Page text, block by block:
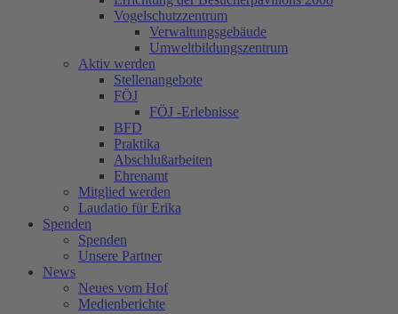
Vogelschutzzentrum
Verwaltungsgebäude
Umweltbildungszentrum
Aktiv werden
Stellenangebote
FÖJ
FÖJ -Erlebnisse
BFD
Praktika
Abschlußarbeiten
Ehrenamt
Mitglied werden
Laudatio für Erika
Spenden
Spenden
Unsere Partner
News
Neues vom Hof
Medienberichte